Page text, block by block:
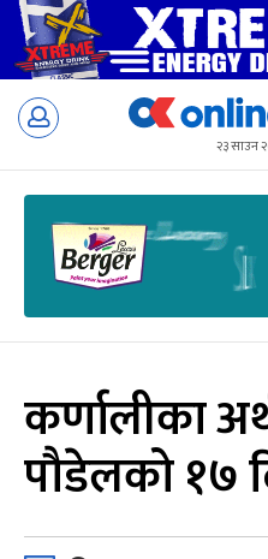
Skip
२३ साउन
कर्णालीका
पौडेलको १७